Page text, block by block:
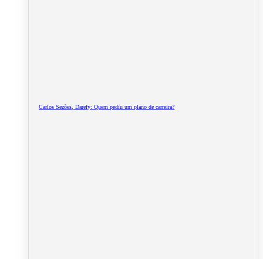
Carlos Sezões, Darefy: Quem pediu um plano de carreira?